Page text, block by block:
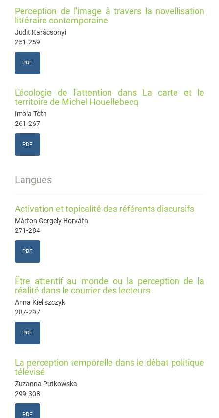
Perception de l'image à travers la novellisation
littéraire contemporaine
Judit Karácsonyi
251-259
PDF
L'écologie de l'attention dans La carte et le
territoire de Michel Houellebecq
Imola Tóth
261-267
PDF
Langues
Activation et topicalité des référents discursifs
Márton Gergely Horváth
271-284
PDF
Être attentif au monde ou la perception de la
réalité dans le courrier des lecteurs
Anna Kieliszczyk
287-297
PDF
La perception temporelle dans le débat politique
télévisé
Zuzanna Putkowska
299-308
PDF